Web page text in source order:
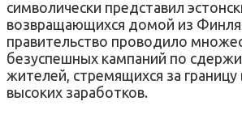
символически представил
возвращающихся домой из
правительство проводило
безуспешных кампаний по
жителей, стремящихся за границу
высоких заработков.